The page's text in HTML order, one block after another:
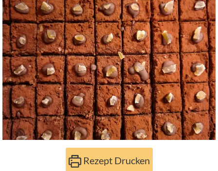
Rezept Drucken